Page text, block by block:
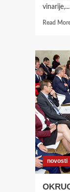
vinarije,...
Read
novosti